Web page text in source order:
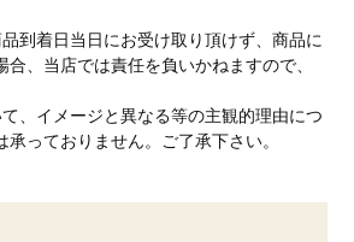
到着日当日にお受け取り頂けず、商品に
合、当店では責任を負いかねますので、
、イメージと異なる等の主観的理由につ
承っておりません。ご了承下さい。